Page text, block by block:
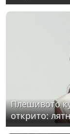
Плешивото
открито: